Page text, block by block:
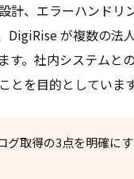
、エラーハンドリン
DigiRise が複数の法
す。社内システムと
を目的としています
グ取得の3点を明確に